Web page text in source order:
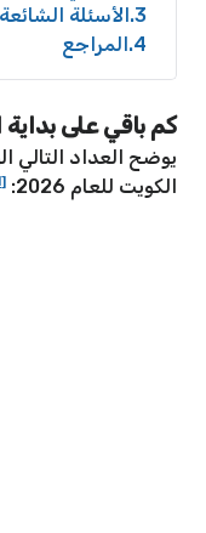
3 الأسئلة الشائعة
4 المراجع
كم باقي على بداية الشتاء
يوضح العداد التالي
الكويت للعام 2026:
[1]